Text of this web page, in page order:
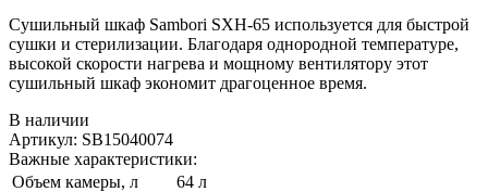
Сушильный шкаф Sambori SXH-65 используется для быстрой
сушки и стерилизации. Благодаря однородной температуре,
высокой скорости нагрева и мощному вентилятору этот
сушильный шкаф экономит драгоценное время.
В наличии
Артикул: SB15040074
Важные характеристики:
Объем камеры, л
64 л